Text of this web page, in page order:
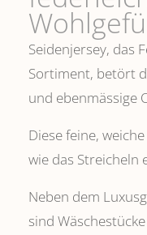
Seidenjersey, das
Sortiment, betört
und ebenmässige
Diese feine,
wie das Streicheln
Neben dem
sind